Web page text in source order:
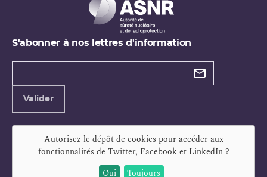
S'abonner à nos lettres d'information
Types de
Valider
Autorisez le dépôt de cookies pour accéder aux
fonctionnalités de Twitter, Facebook et LinkedIn?
Oui
Toujours